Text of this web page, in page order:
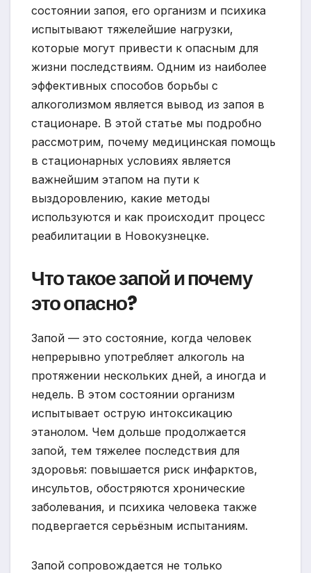
состоянии запоя, его организм и психика
испытывают тяжелейшие нагрузки,
которые могут привести к опасным для
жизни последствиям. Одним из наиболее
эффективных способов борьбы с
алкоголизмом является вывод из запоя в
стационаре. В этой статье мы подробно
рассмотрим, почему медицинская помощь
в стационарных условиях является
важнейшим этапом на пути к
выздоровлению, какие методы
используются и как происходит процесс
реабилитации в Новокузнецке.
Что такое запой и почему
это опасно?
Запой — это состояние, когда человек
непрерывно употребляет алкоголь на
протяжении нескольких дней, а иногда и
недель. В этом состоянии организм
испытывает острую интоксикацию
этанолом. Чем дольше продолжается
запой, тем тяжелее последствия для
здоровья: повышается риск инфарктов,
инсультов, обостряются хронические
заболевания, и психика человека также
подвергается серьёзным испытаниям.
Запой сопровождается не только